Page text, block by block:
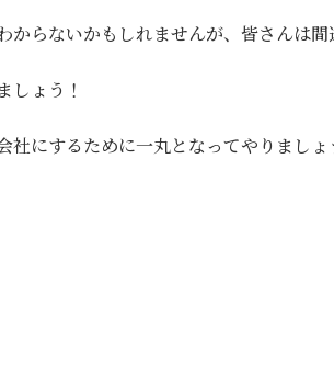
からないかもしれませんが、皆さんは間
しょう！
社にするために一丸となってやりましょ